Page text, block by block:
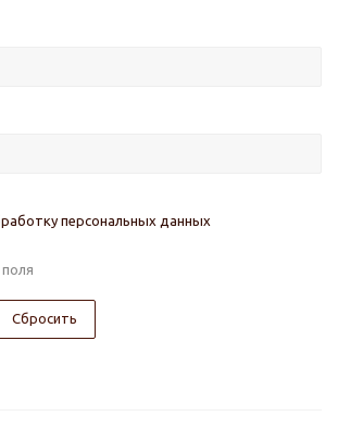
персональных данных
Сбросить